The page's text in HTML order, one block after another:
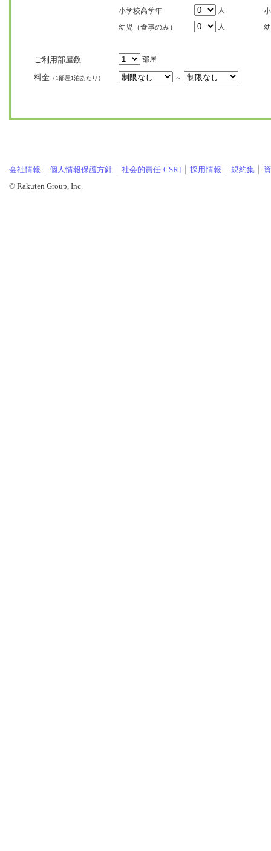
小学校高学年
人
幼児（食事のみ）
人
ご利用部屋数 部屋
料金 （1部屋1泊あたり） ～
会社情報 個人情報保護方針 社会的責任[CSR] 採用情報 規約集
© Rakuten Group, Inc.